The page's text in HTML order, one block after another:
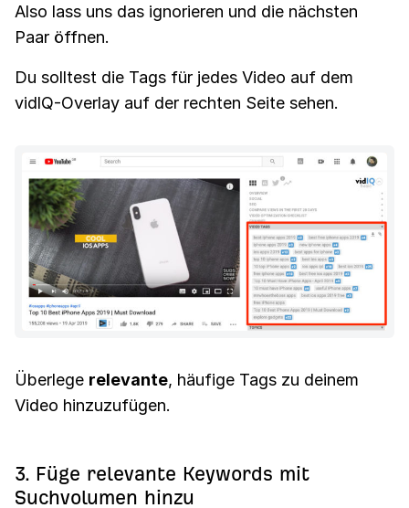
Also lass uns das ignorieren und die nächsten
Paar öffnen.
Du solltest die Tags für jedes Video auf dem
vidlQ-Overlay auf der rechten Seite sehen.
Überlege relevante, häufige Tags zu deinem
Video hinzuzufügen.
3. Füge relevante Keywords mit
Suchvolumen hinzu